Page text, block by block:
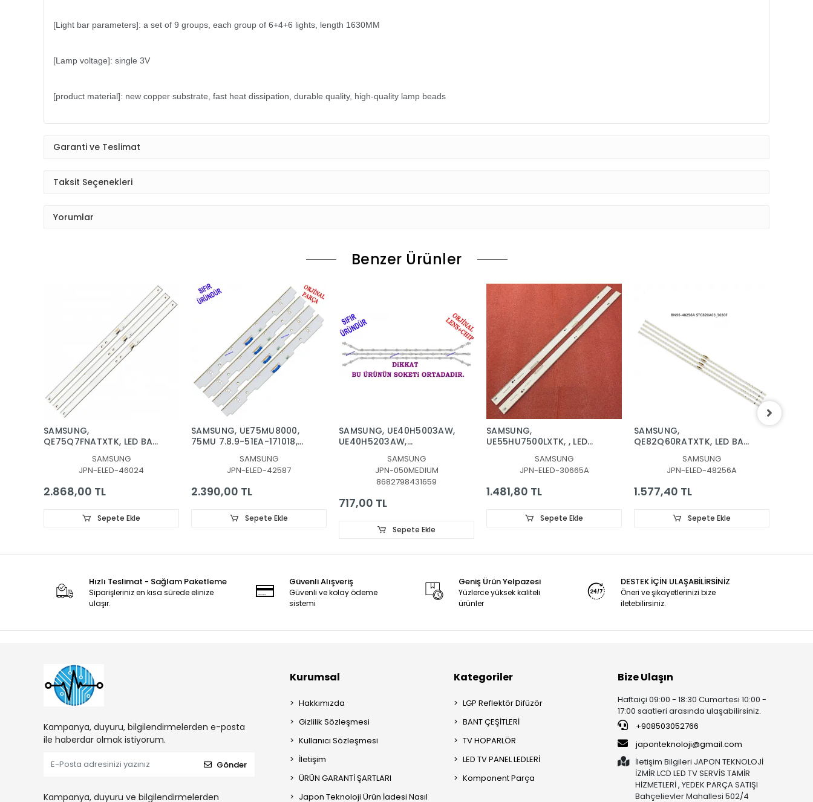
[Light bar parameters]: a set of 9 groups, each group of 6+4+6 lights, length 1630MM
[Lamp voltage]: single 3V
[product material]: new copper substrate, fast heat dissipation, durable quality, high-quality lamp beads
Garanti ve Teslimat
Taksit Seçenekleri
Yorumlar
Benzer Ürünler
SAMSUNG,
QE75Q7FNATXTK, LED BAR,
46024A, CY-
QN075FLAV3H, V8Q7-
750SM0-R1
SAMSUNG
JPN-ELED-46024
2.868,00 TL
Sepete Ekle
SAMSUNG, UE75MU8000,
75MU 7.8.9-51EA-171018,
BN96-42588ASAMSUNG
JPN-ELED-42587
2.390,00 TL
Sepete Ekle
SAMSUNG, UE40H5003AW,
UE40H5203AW,
UE40H5303AW, LED BAR,
BACKLIGHT, PANEL LEDLERİ,
D3GE-400SMA-R2, D3GE-
400SMB-R2
SAMSUNG
JPN-050MEDIUM
8682798431659
717,00 TL
Sepete Ekle
SAMSUNG,
UE55HU7500LXTK, , LED
30662A, BN96-30663A,
BN96-30665A, BN96-
30664A
SAMSUNG
JPN-ELED-30665A
1.481,80 TL
Sepete Ekle
SAMSUNG,
QE82Q60RATXTK, LED BAR,
48256A, V9Q6-820SM0-
SAMSUNG
JPN-ELED-48256A
1.577,40 TL
Sepete Ekle
Hızlı Teslimat - Sağlam Paketleme
Siparişleriniz en kısa sürede elinize
ulaşır.
Güvenli Alışveriş
Güvenli ve kolay ödeme
sistemi
Geniş Ürün Yelpazesi
Yüzlerce yüksek kaliteli
ürünler
DESTEK İÇİN ULAŞABİLİRSİNİZ
Öneri ve şikayetlerinizi bize
iletebilirsiniz.
Kampanya, duyuru, bilgilendirmelerden e-posta
ile haberdar olmak istiyorum.
Gönder
Kampanya, duyuru ve bilgilendirmelerden
Kurumsal
Hakkımızda
Gizlilik Sözleşmesi
Kullanıcı Sözleşmesi
İletişim
ÜRÜN GARANTİ ŞARTLARI
Japon Teknoloji Ürün İadesi Nasıl
Kategoriler
LGP Reflektör Difüzör
BANT ÇEŞİTLERİ
TV HOPARLÖR
LED TV PANEL LEDLERİ
Komponent Parça
Bize Ulaşın
Haftaiçi 09:00 - 18:30 Cumartesi 10:00 -
17:00 saatleri arasında ulaşabilirsiniz.
+908503052766
japonteknoloji@gmail.com
İletişim Bilgileri JAPON TEKNOLOJİ
İZMİR LCD LED TV SERVİS TAMİR
HİZMETLERİ , YEDEK PARÇA SATIŞI
Bahçelievler Mahallesi 502/4